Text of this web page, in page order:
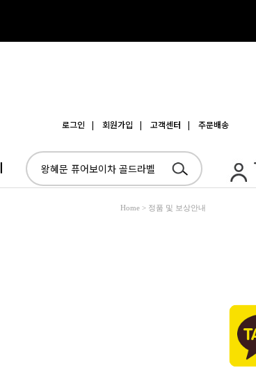
로그인 | 회원가입 | 고객센터 | 주문배송
Home > 정품 및 보상안내